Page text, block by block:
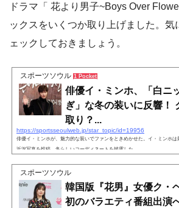
ドラマ「 花より男子~Boys Over
ックスをいくつか取り上げました。気
ェックしておきましょう。
スポーツソウル 1 Pocket
俳優イ・ミンホ、「白ニ
ぎ」な冬の装いに反響！
取り？...
https://sportsseoulweb.jp/star_topic/id=19956
俳優イ・ミンホが、魅力的な装いでファンをときめかせた。イ・ミンホ
近況写真を投稿。冬らしいコーディネートを披露した。
スポーツソウル
韓国版『花男』女優ク・
初のバラエティ番組出演